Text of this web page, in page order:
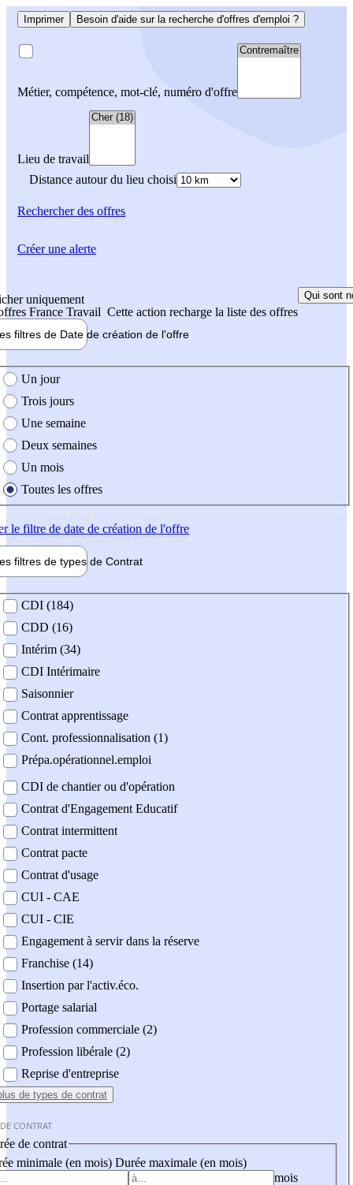
Imprimer Besoin d'aide sur la recherche d'offres d'emploi ?
Métier, compétence, mot-clé, numéro d'offre
Lieu de travail
Distance autour du lieu choisi
Rechercherdes offres
uniquement
France Travail Cette action recharge la liste des offres
Qui sont
filtres de Date de création de l'offre
création de l'offre
Un jour
Trois jours
Une semaine
Deux semaines
Un mois
Toutes les offres
le filtre de date de création de l'offre
filtres de types de Contrat
contrat
CDI (184)
CDD (16)
Intérim (34)
CDI Intérimaire
Saisonnier
Contrat apprentissage
Cont. professionnalisation (1)
Prépa.opérationnel.emploi
CDI de chantier ou d'opération
Contrat d'Engagement Educatif
Contrat intermittent
Contrat pacte
Contrat d'usage
CUI - CAE
CUI - CIE
Engagement à servir dans la réserve
Franchise (14)
Insertion par l'activ.éco.
Portage salarial
Profession commerciale (2)
Profession libérale (2)
Reprise d'entreprise
de types de contrat
CONTRAT
de contrat
minimale (en mois) Durée maximale (en mois)
mois
Créer une alerte